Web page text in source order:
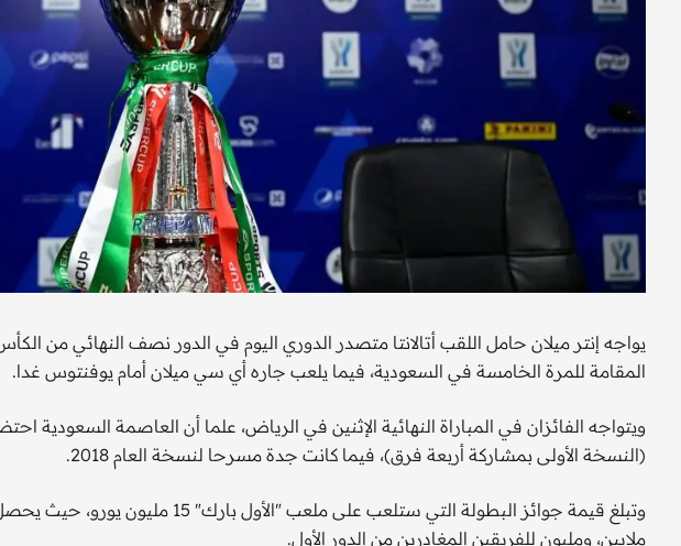
المقامة للمرة الخامسة في السعودية، فيما يلعب جاره أي سي ميلان أمام يوفنتوس غدا.
(النسخة الأولى بمشاركة أربعة فرق)، فيما كانت جدة مسرحا لنسخة العام 2018.
ملايين، ومليون للفريقين المغادرين من الدور الأول.